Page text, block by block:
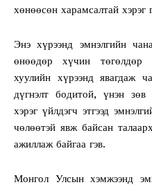
хөнөөсөн харамсалтай хэрэг
Энэ хүрээнд эмнэлгийн
өнөөдөр хүчин төгөлдөр
хуулийн хүрээнд явагдаж
дүгнэлт бодитой, үнэн зөв
хэрэг үйлдэгч этгээд
чөлөөтэй явж байсан
ажиллаж байгаа гэв.
Монгол Улсын хэмжээнд